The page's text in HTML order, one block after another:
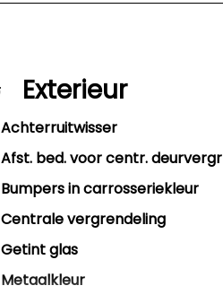
Exterieur
Achterruitwisser
Afst. bed. voor centr. deurvergr
Bumpers in carrosseriekleur
Centrale vergrendeling
Getint glas
Metaalkleur